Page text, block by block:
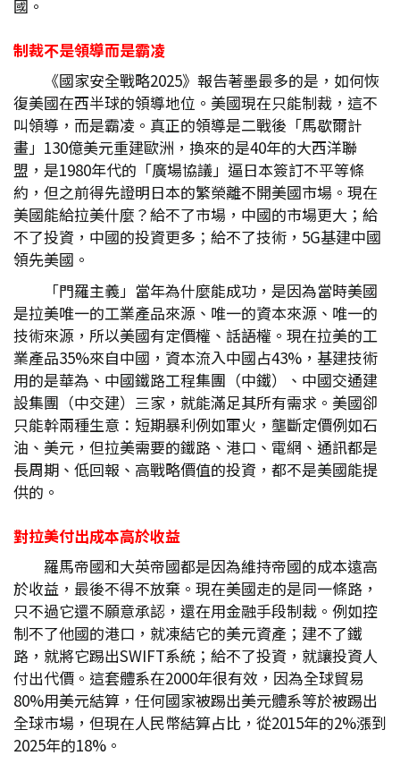
國。
制裁不是領導而是霸凌
《國家安全戰略2025》報告著墨最多的是，如何恢
復美國在西半球的領導地位。美國現在只能制裁，這不
叫領導，而是霸凌。真正的領導是二戰後「馬歇爾計
畫」130億美元重建歐洲，換來的是40年的大西洋聯
盟，是1980年代的「廣場協議」逼日本簽訂不平等條
約，但之前得先證明日本的繁榮離不開美國市場。現在
美國能給拉美什麼？給不了市場，中國的市場更大；給
不了投資，中國的投資更多；給不了技術，5G基建中國
領先美國。
「門羅主義」當年為什麼能成功，是因為當時美國
是拉美唯一的工業產品來源、唯一的資本來源、唯一的
技術來源，所以美國有定價權、話語權。現在拉美的工
業產品35%來自中國，資本流入中國占43%，基建技術
用的是華為、中國鐵路工程集團（中鐵）、中國交通建
設集團（中交建）三家，就能滿足其所有需求。美國卻
只能幹兩種生意：短期暴利例如軍火，壟斷定價例如石
油、美元，但拉美需要的鐵路、港口、電網、通訊都是
長周期、低回報、高戰略價值的投資，都不是美國能提
供的。
對拉美付出成本高於收益
羅馬帝國和大英帝國都是因為維持帝國的成本遠高
於收益，最後不得不放棄。現在美國走的是同一條路，
只不過它還不願意承認，還在用金融手段制裁。例如控
制不了他國的港口，就凍結它的美元資產；建不了鐵
路，就將它踢出SWIFT系統；給不了投資，就讓投資人
付出代價。這套體系在2000年很有效，因為全球貿易
80%用美元結算，任何國家被踢出美元體系等於被踢出
全球市場，但現在人民幣結算占比，從2015年的2%漲到
2025年的18%。